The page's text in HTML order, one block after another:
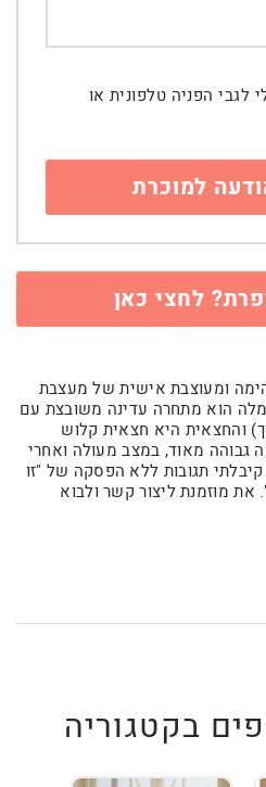
לגבי הפניה טלפונית או
לחצי כאן
ומעוצבת אישית של מעצבת
הוא מתחרה עדינה משובצת עם
והחצאית היא חצאית קלוש
מאוד, במצב מעולה ואחרי
תגובות ללא הפסקה של "זו
מוזמנת ליצור קשר ולבוא
בקטגוריה